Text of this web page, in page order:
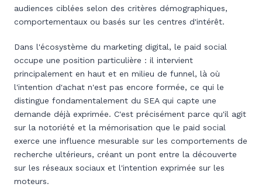
audiences ciblées selon des critères démographiques,
comportementaux ou basés sur les centres d'intérêt.
Dans l'écosystème du marketing digital, le paid social
occupe une position particulière : il intervient
principalement en haut et en milieu de funnel, là où
l'intention d'achat n'est pas encore formée, ce qui le
distingue fondamentalement du SEA qui capte une
demande déjà exprimée. C'est précisément parce qu'il agit
sur la notoriété et la mémorisation que le paid social
exerce une influence mesurable sur les comportements de
recherche ultérieurs, créant un pont entre la découverte
sur les réseaux sociaux et l'intention exprimée sur les
moteurs.